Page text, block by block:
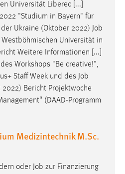
Universität Liberec [...]
"Studium in Bayern" für
Ukraine (Oktober 2022) Job
Universität in
Weitere Informationen [...]
Workshops "Be creative!",
Staff Week und des Job
Bericht Projektwoche
(DAAD-Programm
Medizintechnik M.Sc.
oder Job zur Finanzierung